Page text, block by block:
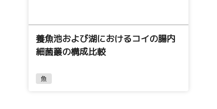
養魚池および湖におけるコイの腸内
細菌叢の構成比較
魚